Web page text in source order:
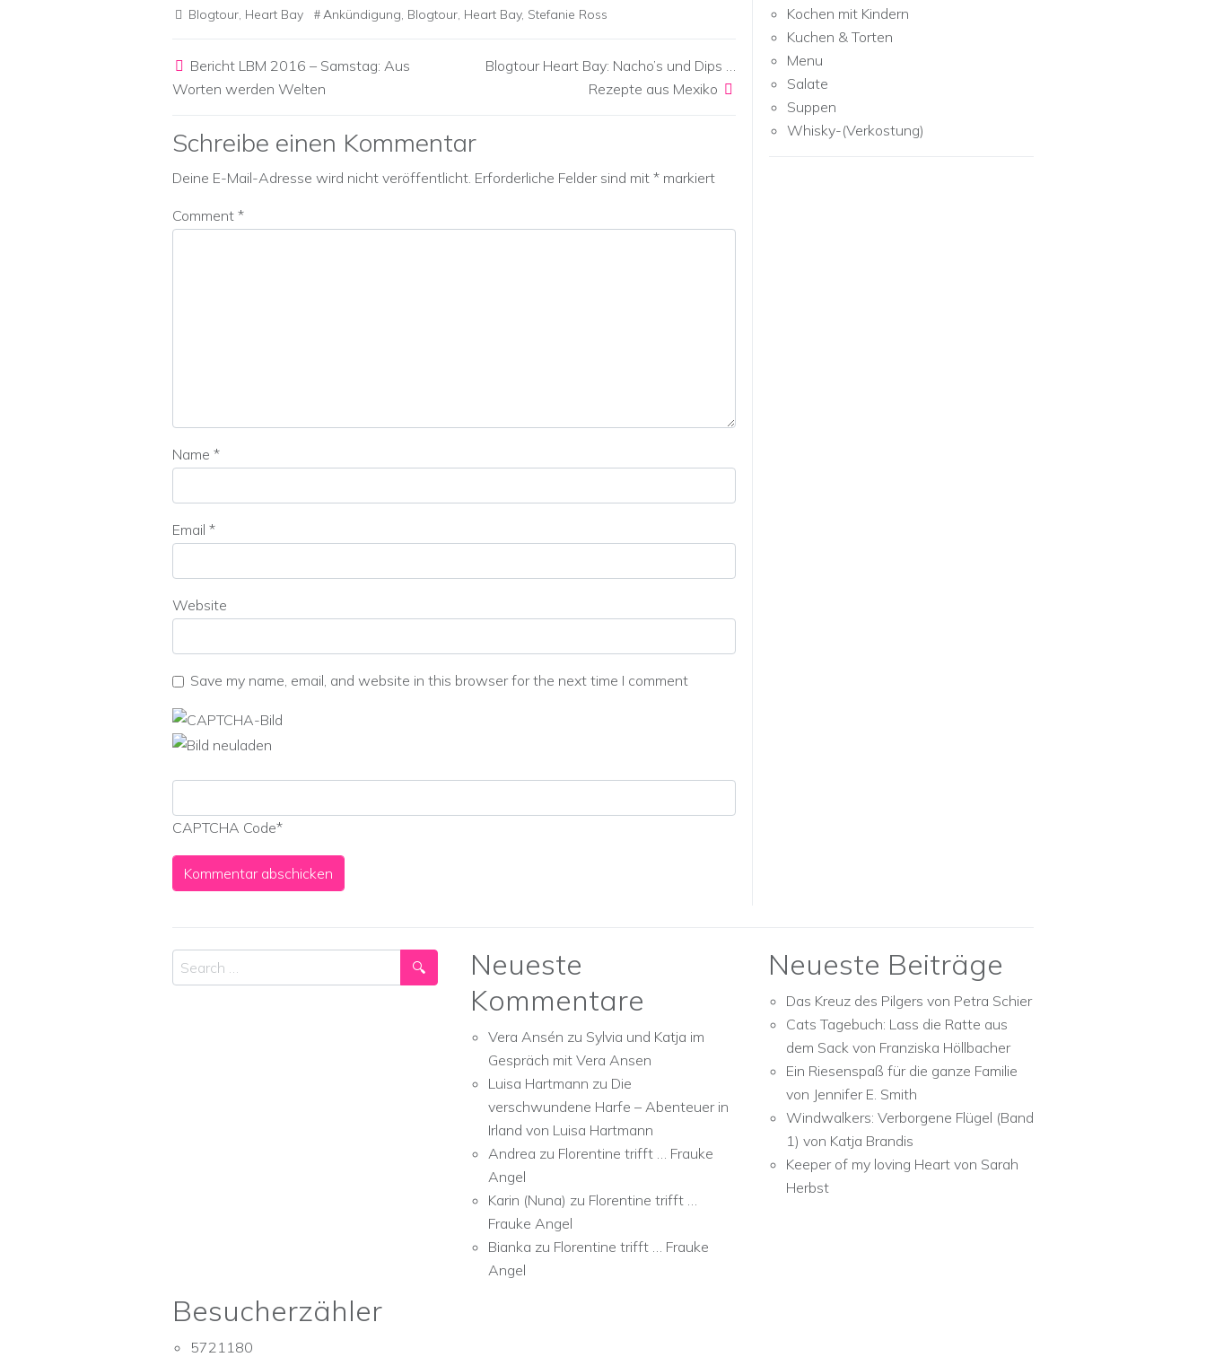
Blogtour, Heart Bay Ankündigung, Blogtour, Heart Bay, Stefanie Ross
Post navigation
Bericht LBM 2016 – Samstag: Aus
Worten werden Welten
Blogtour Heart Bay: Nacho’s und Dips …
Rezepte aus Mexiko
Schreibe einen Kommentar
Deine E-Mail-Adresse wird nicht veröffentlicht. Erforderliche Felder sind mit * markiert
Comment *
Name *
Email *
Website
Save my name, email, and website in this browser for the next time I comment
CAPTCHA Code*
Kochen mit Kindern
Kuchen & Torten
Menu
Salate
Suppen
Whisky-(Verkostung)
Search
Neueste
Kommentare
Vera Ansén zu Sylvia und Katja im
Gespräch mit Vera Ansen
Luisa Hartmann zu Die
verschwundene Harfe – Abenteuer in
Irland von Luisa Hartmann
Andrea zu Florentine trifft … Frauke
Angel
Karin (Nuna) zu Florentine trifft …
Frauke Angel
Bianka zu Florentine trifft … Frauke
Angel
Neueste Beiträge
Das Kreuz des Pilgers von Petra Schier
Cats Tagebuch: Lass die Ratte aus
dem Sack von Franziska Höllbacher
Ein Riesenspaß für die ganze Familie
von Jennifer E. Smith
Windwalkers: Verborgene Flügel (Band
1) von Katja Brandis
Keeper of my loving Heart von Sarah
Herbst
Besucherzähler
5721180